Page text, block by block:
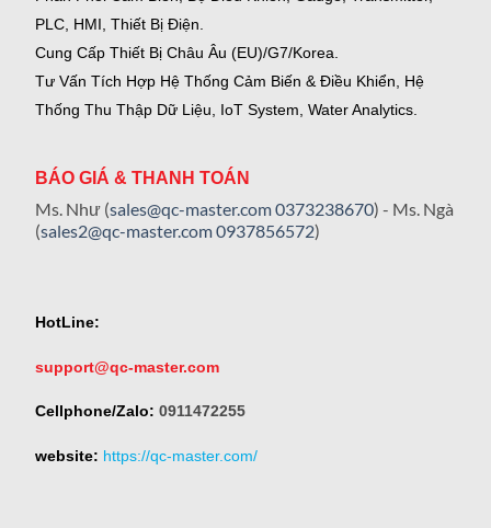
PLC, HMI, Thiết Bị Điện.
Cung Cấp Thiết Bị Châu Âu (EU)/G7/Korea.
Tư Vấn Tích Hợp Hệ Thống Cảm Biến & Điều Khiển, Hệ
Thống Thu Thập Dữ Liệu, IoT System, Water Analytics.
BÁO GIÁ & THANH TOÁN
Ms. Như (sales@qc-master.com0373238670) - Ms. Ngà
(sales2@qc-master.com0937856572)
HotLine:
support@qc-master.com
Cellphone/Zalo: 0911472255
website: https://qc-master.com/